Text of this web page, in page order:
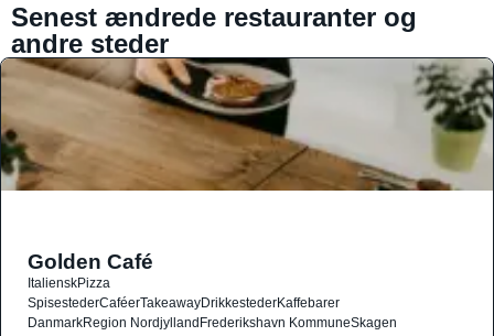
Senest ændrede restauranter og
andre steder
Golden Café
ItalienskPizza
SpisestederCaféerTakeawayDrikkestederKaffebarer
DanmarkRegion NordjyllandFrederikshavn KommuneSkagen